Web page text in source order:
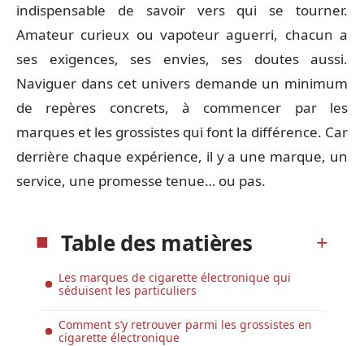
indispensable de savoir vers qui se tourner.
Amateur curieux ou vapoteur aguerri, chacun a
ses exigences, ses envies, ses doutes aussi.
Naviguer dans cet univers demande un minimum
de repères concrets, à commencer par les
marques et les grossistes qui font la différence. Car
derrière chaque expérience, il y a une marque, un
service, une promesse tenue… ou pas.
Table des matières
Les marques de cigarette électronique qui
séduisent les particuliers
Comment s’y retrouver parmi les grossistes en
cigarette électronique